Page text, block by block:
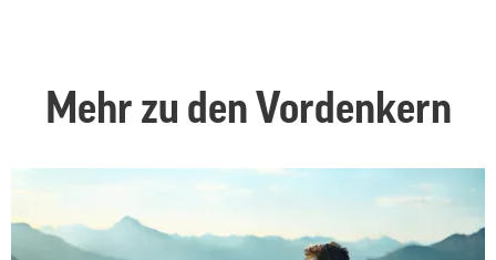
Mehr zu den Vordenkern